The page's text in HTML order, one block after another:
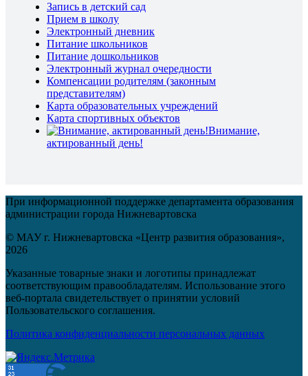
Запись в детский сад
Прием в школу
Электронный дневник
Питание школьников
Питание дошкольников
Электронный журнал очередности
Компенсации родителям (законным
представителям)
Карта образовательных учреждений
Карта спортивных объектов
Внимание,
актированный день!
При информационной поддержке департамента образования
администрации города Нижневартовска
© МАУ г. Нижневартовска «Центр развития образования»,
2026
Указанные товарные знаки и логотипы принадлежат
соответствующим правообладателям. Использование этого
веб-портала свидетельствует о принятии условий
Пользовательского соглашения.
Политика конфиденциальности персональных данных